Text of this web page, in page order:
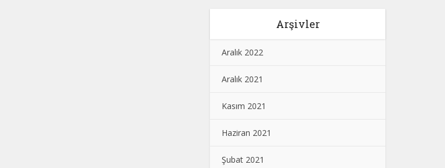
Arşivler
Aralık 2022
Aralık 2021
Kasım 2021
Haziran 2021
Şubat 2021